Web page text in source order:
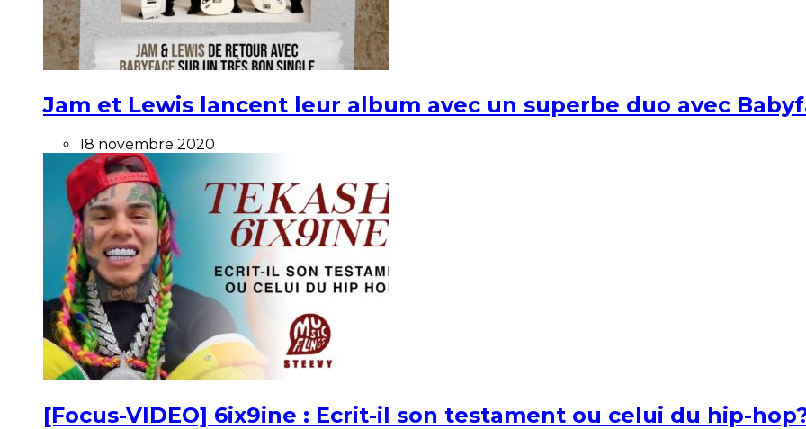
Jam et Lewis lancent leur album avec un superbe duo avec
18 novembre 2020
[Focus-VIDEO] 6ix9ine : Ecrit-il son testament ou celui du hip-